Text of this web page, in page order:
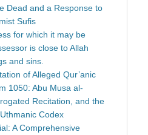
Dead and a Response to
Sufis
for which it may be
is close to Allah
and sins.
of Alleged Qur’anic
1050: Abu Musa al-
Recitation, and the
Codex
A Comprehensive